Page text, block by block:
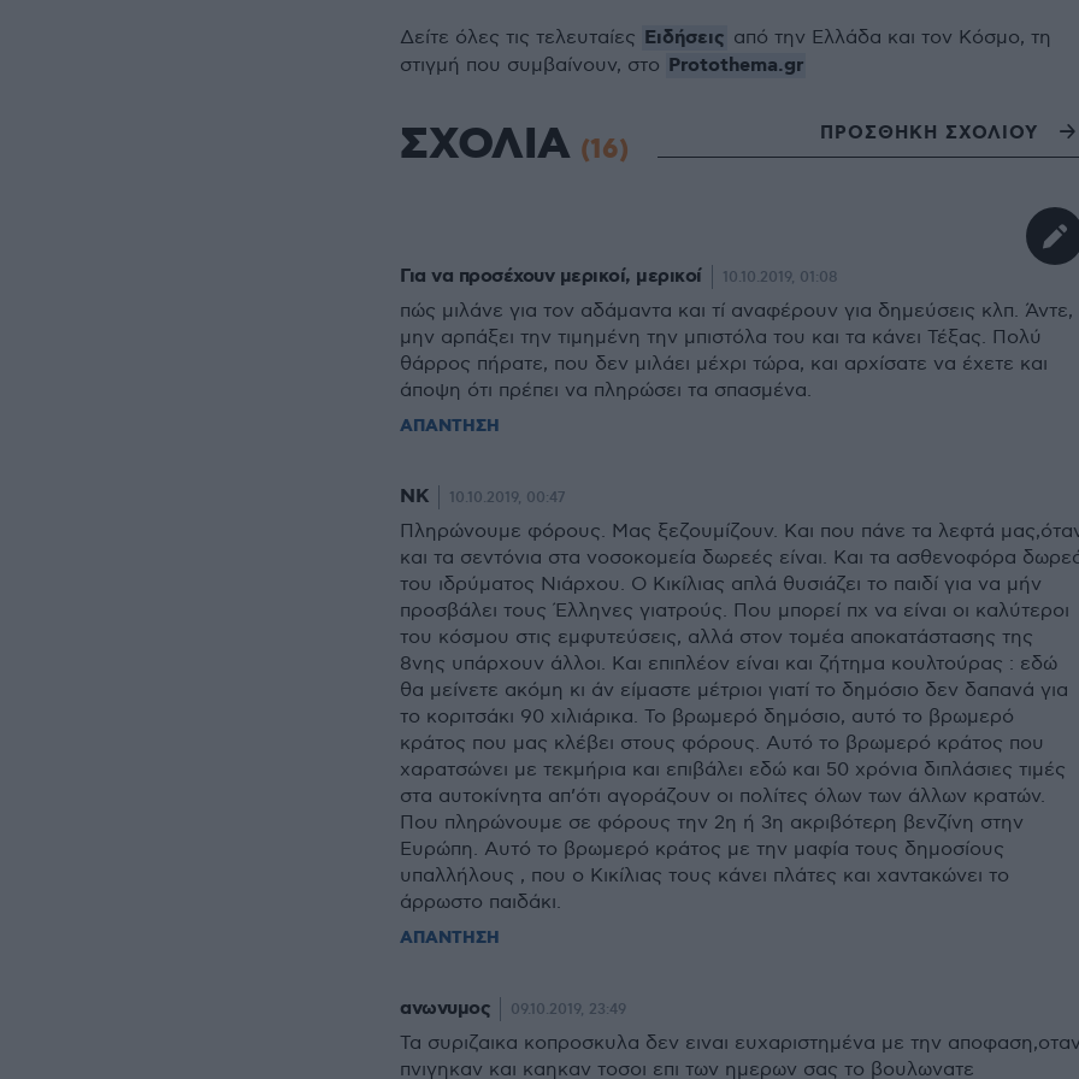
Δείτε όλες τις τελευταίες Ειδήσεις από την Ελλάδα και τον Κόσμο, τη
στιγμή που συμβαίνουν, στο Protothema.gr
ΣΧΟΛΙΑ (16) ΠΡΟΣΘΗΚΗ ΣΧΟΛΙΟΥ
Για να προσέχουν μερικοί, μερικοί 10.10.2019, 01:08
πώς μιλάνε για τον αδάμαντα και τί αναφέρουν για δημεύσεις κλπ. Άντε,
μην αρπάξει την τιμημένη την μπιστόλα του και τα κάνει Τέξας. Πολύ
θάρρος πήρατε, που δεν μιλάει μέχρι τώρα, και αρχίσατε να έχετε και
άποψη ότι πρέπει να πληρώσει τα σπασμένα.
ΑΠΑΝΤΗΣΗ
ΝΚ 10.10.2019, 00:47
Πληρώνουμε φόρους. Μας ξεζουμίζουν. Και που πάνε τα λεφτά
και τα σεντόνια στα νοσοκομεία δωρεές είναι. Και τα ασθενοφόρα
του ιδρύματος Νιάρχου. Ο Κικίλιας απλά θυσιάζει το παιδί για να μήν
προσβάλει τους Έλληνες γιατρούς. Που μπορεί πχ να είναι οι καλύτεροι
του κόσμου στις εμφυτεύσεις, αλλά στον τομέα αποκατάστασης της
8νης υπάρχουν άλλοι. Και επιπλέον είναι και ζήτημα κουλτούρας : εδώ
θα μείνετε ακόμη κι άν είμαστε μέτριοι γιατί το δημόσιο δεν δαπανά για
το κοριτσάκι 90 χιλιάρικα. Το βρωμερό δημόσιο, αυτό το βρωμερό
κράτος που μας κλέβει στους φόρους. Αυτό το βρωμερό κράτος που
χαρατσώνει με τεκμήρια και επιβάλει εδώ και 50 χρόνια διπλάσιες τιμές
στα αυτοκίνητα απ’ότι αγοράζουν οι πολίτες όλων των άλλων κρατών.
Που πληρώνουμε σε φόρους την 2η ή 3η ακριβότερη βενζίνη στην
Ευρώπη. Αυτό το βρωμερό κράτος με την μαφία τους δημοσίους
υπαλλήλους , που ο Κικίλιας τους κάνει πλάτες και χαντακώνει το
άρρωστο παιδάκι.
ΑΠΑΝΤΗΣΗ
ανωνυμος 09.10.2019, 23:49
Τα συριζαικα κοπροσκυλα δεν ειναι ευχαριστημένα με την
πνιγηκαν και καηκαν τοσοι επι των ημερων σας το βουλωνατε